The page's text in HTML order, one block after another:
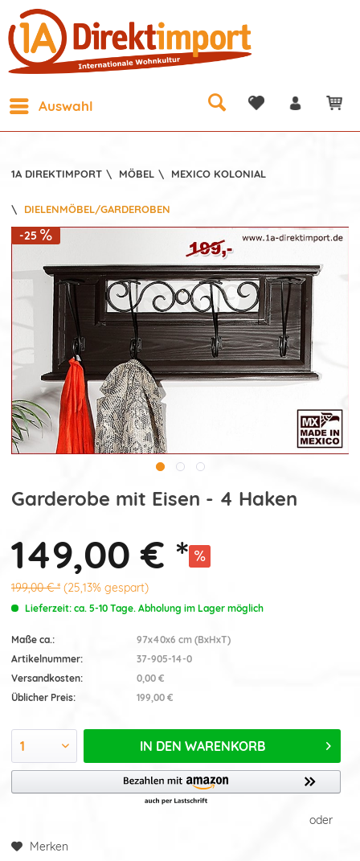
Auswahl
1A DIREKTIMPORT \ MÖBEL \ MEXICO KOLONIAL
\ DIELENMÖBEL/GARDEROBEN
-25
Garderobe mit Eisen - 4 Haken
149,00 € *
199,00 € * (25,13% gespart)
Lieferzeit: ca. 5-10 Tage. Abholung im Lager möglich
Maße ca.:
97x40x6 cm (BxHxT)
Artikelnummer:
37-905-14-0
Versandkosten:
0,00 €
Üblicher Preis:
199,00 €
IN DEN WARENKORB
oder
Merken